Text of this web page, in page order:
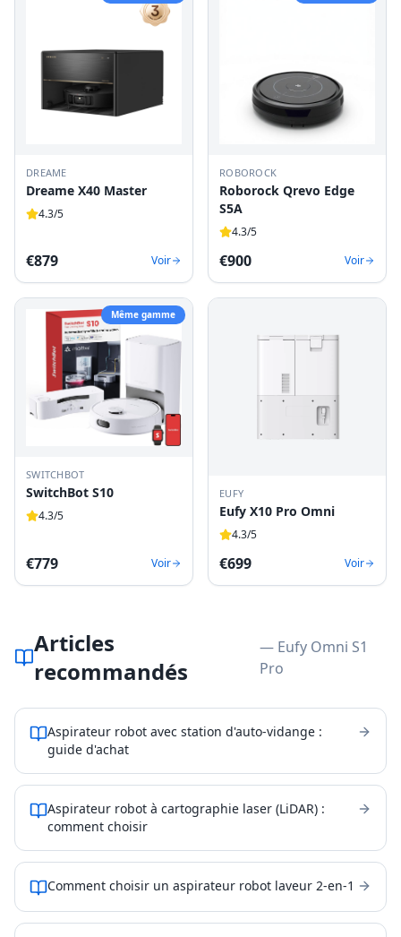
DREAME
Dreame X40 Master
4.3/5
€879 Voir
ROBOROCK
Roborock Qrevo Edge
S5A
4.3/5
€900 Voir
Même gamme
SWITCHBOT
SwitchBot S10
4.3/5
€779 Voir
EUFY
Eufy X10 Pro Omni
4.3/5
€699 Voir
Articles
recommandés
— Eufy Omni S1
Pro
Aspirateur robot avec station d'auto-vidange :
guide d'achat
Aspirateur robot à cartographie laser (LiDAR) :
comment choisir
Comment choisir un aspirateur robot laveur 2-en-1